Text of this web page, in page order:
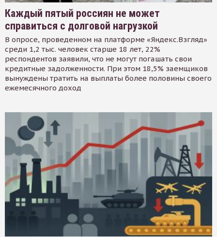
Каждый пятый россиян не может
справиться с долговой нагрузкой
В опросе, проведенном на платформе «Яндекс.Взгляд»
среди 1,2 тыс. человек старше 18 лет, 22%
респондентов заявили, что не могут погашать свои
кредитные задолженности. При этом 18,5% заемщиков
вынуждены тратить на выплаты более половины своего
ежемесячного доход